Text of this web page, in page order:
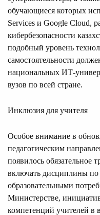
обучающиеся которых
Services и Google Cloud,
кибербезопасности
подобный уровень
самостоятельности
национальных ИТ-
вузов по всей стране.
Инклюзия для учителя
Особое внимание в
педагогическим
появилось
включать дисциплины
образовательными
Министерстве,
компетенций учителей в